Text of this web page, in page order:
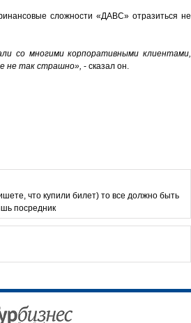
сложности «ДАВС» отразиться не
со многими корпоративными клиентами,
не так страшно», - сказал он.
что купили билет) то все должно быть
посредник